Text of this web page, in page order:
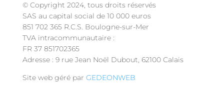
© Copyright 2024, tous droits réservés
SAS au capital social de 10 000 euros
851 702 365 R.C.S. Boulogne-sur-Mer
TVA intracommunautaire :
FR 37 851702365
Adresse : 9 rue Jean Noël Dubout, 62100 Calais
Site web géré par GEDEONWEB